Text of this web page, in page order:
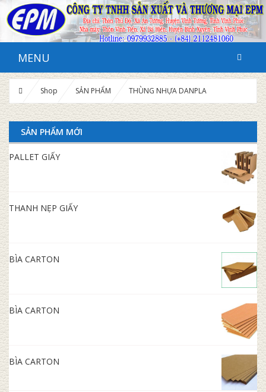
MENU
Shop SẢN PHẨM THÙNG NHỰA DANPLA
SẢN PHẨM MỚI
PALLET GIẤY
THANH NẸP GIẤY
BÌA CARTON
BÌA CARTON
BÌA CARTON